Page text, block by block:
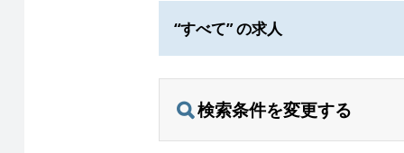
“すべて” の求人
検索条件を変更する